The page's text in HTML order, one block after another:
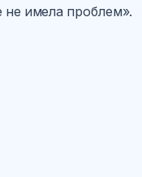
имела проблем».